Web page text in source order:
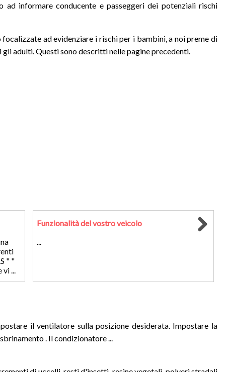
informare conducente e passeggeri dei potenziali rischi
ad evidenziare i rischi per i bambini, a noi preme di
adulti. Questi sono descritti nelle pagine precedenti.
" "
vi ...
Funzionalità del vostro veicolo
...
il ventilatore sulla posizione desiderata. Impostare la
. Il condizionatore ...